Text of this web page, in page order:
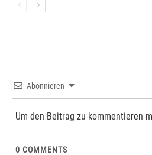
Abonnieren
Um den Beitrag zu kommentieren
0 COMMENTS